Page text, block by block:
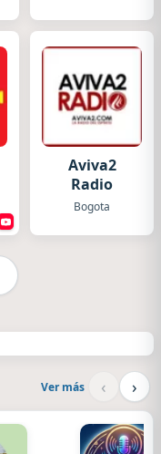
Aviva2
Radio
Bogota
Ver más ‹ ›